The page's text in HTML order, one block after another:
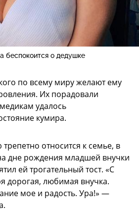
беспокоится о дедушке
по всему миру желают ему
Их порадовали
удалось
кумира.
трепетно относится к семье, в
дне рождения младшей внучки
ей трогательный тост. «С
дорогая, любимая внучка.
мое и радость. Ура!» —